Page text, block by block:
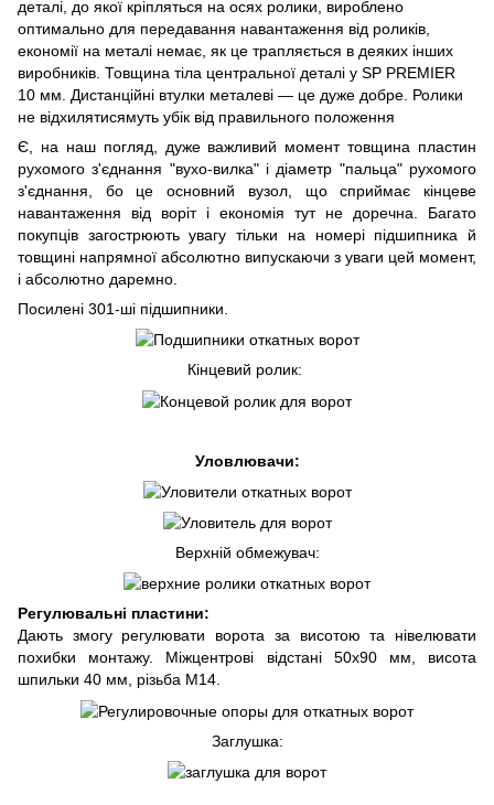
деталі, до якої кріпляться на осях ролики, вироблено
оптимально для передавання навантаження від роликів,
економії на металі немає, як це трапляється в деяких інших
виробників. Товщина тіла центральної деталі у SP PREMIER
10 мм. Дистанційні втулки металеві — це дуже добре. Ролики
не відхилятисямуть убік від правильного положення
Є, на наш погляд, дуже важливий момент товщина пластин
рухомого з'єднання "вухо-вилка" і діаметр "пальца" рухомого
з'єднання, бо це основний вузол, що сприймає кінцеве
навантаження від воріт і економія тут не доречна. Багато
покупців загострюють увагу тільки на номері підшипника й
товщині напрямної абсолютно випускаючи з уваги цей момент,
і абсолютно даремно.
Посилені 301-ші підшипники.
Кінцевий ролик:
Уловлювачи:
Верхній обмежувач:
Регулювальні пластини:
Дають змогу регулювати ворота за висотою та нівелювати
похибки монтажу. Міжцентрові відстані 50х90 мм, висота
шпильки 40 мм, різьба М14.
Заглушка: